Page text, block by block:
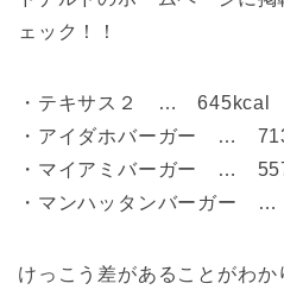
ェック！！
・テキサス２ … 645kcal
・アイダホバーガー …
・マイアミバーガー …
・マンハッタンバーガー
けっこう差があることがわか